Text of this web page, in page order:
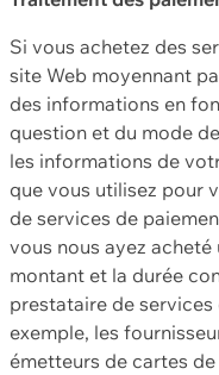
Si vous achetez des
site Web moyennant
des informations en
question et du mode
les informations de
que vous utilisez pour
de services de
vous nous ayez
montant et la durée
prestataire de
exemple, les
émetteurs de cartes